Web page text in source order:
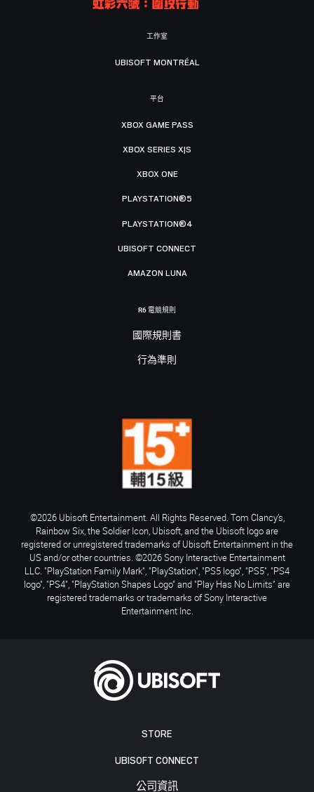
STORE
UBISOFT CONNECT
公司資訊
工作室
UBISOFT MONTRÉAL
平台
XBOX GAME PASS
XBOX SERIES X|S
XBOX ONE
PLAYSTATION®5
PLAYSTATION®4
UBISOFT CONNECT
AMAZON LUNA
R6 電競規則
國際規則書
行為準則
©2026 Ubisoft Entertainment. All Rights Reserved. Tom Clancy’s,
Rainbow Six, the Soldier Icon, Ubisoft, and the Ubisoft logo are
registered or unregistered trademarks of Ubisoft Entertainment in the
US and/or other countries. ©2026 Sony Interactive Entertainment
LLC. "PlayStation Family Mark", "PlayStation", "PS5 logo", "PS5", "PS4
logo", "PS4", "PlayStation Shapes Logo" and "Play Has No Limits" are
registered trademarks or trademarks of Sony Interactive
Entertainment Inc.